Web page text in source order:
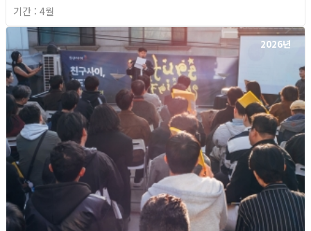
기간 : 4월
2026년